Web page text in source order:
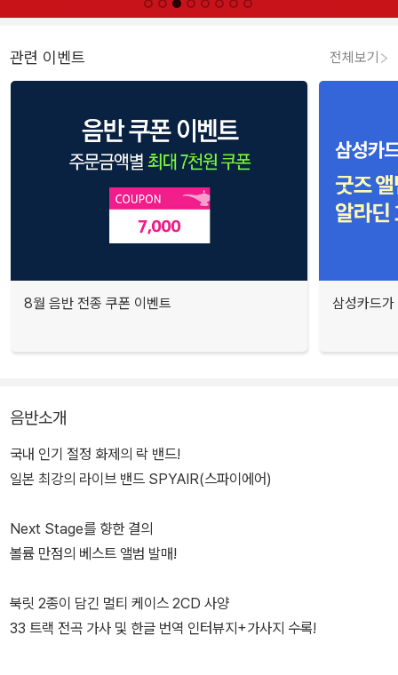
관련 이벤트 전체보기
8월 음반 전종 쿠폰 이벤트 삼성카드
음반소개
국내 인기 절정 화제의 락 밴드!
일본 최강의 라이브 밴드 SPYAIR(스파이에어)
Next Stage를 향한 결의
볼륨 만점의 베스트 앨범 발매!
북릿 2종이 담긴 멀티 케이스 2CD 사양
33 트랙 전곡 가사 및 한글 번역 인터뷰지+가사지 수록!